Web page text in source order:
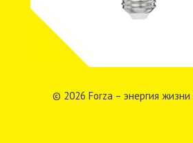
© 2026 Forza – энергия жизни